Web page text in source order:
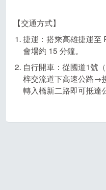
【交通方式】
捷運：搭乘高雄捷運至
會場約 15 分鐘。
自行開車：從國道1號
梓交流道下高速公路→
轉入橋新二路即可抵達